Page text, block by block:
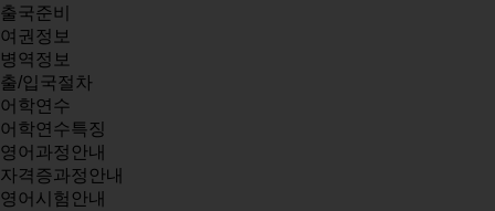
출국준비
여권정보
병역정보
출/입국절차
어학연수
어학연수특징
영어과정안내
자격증과정안내
영어시험안내